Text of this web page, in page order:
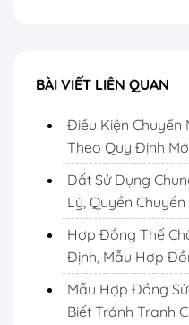
BÀI VIẾT LIÊN QUAN
Điều Kiện
Theo Quy Định
Đất Sử Dụng
Lý, Quyền
Hợp Đồng Thế
Định, Mẫu Hợp
Mẫu Hợp Đồng
Biết Tránh Tranh